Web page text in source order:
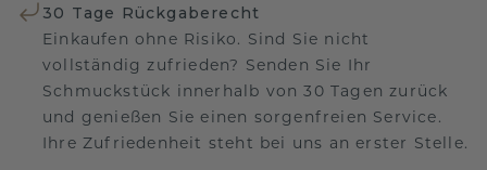
30 Tage Rückgaberecht
Einkaufen ohne Risiko. Sind Sie nicht
vollständig zufrieden? Senden Sie Ihr
Schmuckstück innerhalb von 30 Tagen zurück
und genießen Sie einen sorgenfreien Service.
Ihre Zufriedenheit steht bei uns an erster Stelle.